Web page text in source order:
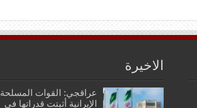
الاخيرة
عراقجي: القوات المسلحة
الإيرانية أثبتت قدراتها في